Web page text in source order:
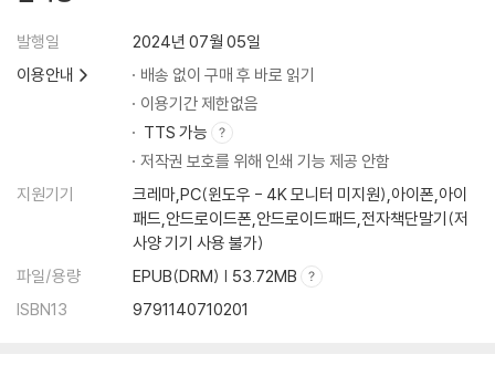
세 번째 마음공부 : 우울증, 떠도는 정보의 독배를 피할 것
우울증은 마음의 감기가 아니다
진단 기준을 정확히 아는 것부터
우울증 체크리스트를 믿지 마라
버려야 할 네 가지 마음 습관
부정적 사고와 잘못된 신념 바로잡기
세대별 상황별 우울증 차이
마음건강에 좋은 라이프스타일
운동으로 우울증 떨쳐내기
발행일
2024년 07월 05일
이용안내
배송 없이 구매 후 바로 읽기
이용기간 제한없음
TTS 가능
저작권 보호를 위해 인쇄 기능 제공 안함
지원기기
크레마,PC(윈도우 - 4K 모니터 미지원),아이폰,아이
패드,안드로이드폰,안드로이드패드,전자책단말기(저
사양 기기 사용 불가)
파일/용량
EPUB(DRM) | 53.72MB
ISBN13
9791140710201